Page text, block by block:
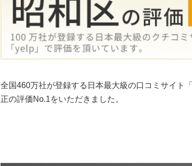
全国460万社が登録する日本最大級の口コミサイト
正の評価No.1をいただきました。